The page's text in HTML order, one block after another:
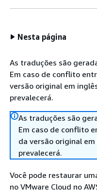
Nesta página
As traduções são
Em caso de conflito
versão original em
prevalecerá.
As traduções são
Em caso de conflito
da versão original
prevalecerá.
Você pode restaurar
no VMware Cloud no